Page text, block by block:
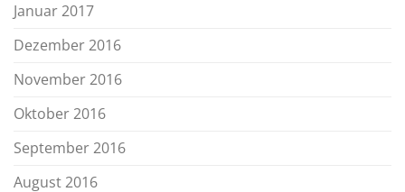
Januar 2017
Dezember 2016
November 2016
Oktober 2016
September 2016
August 2016